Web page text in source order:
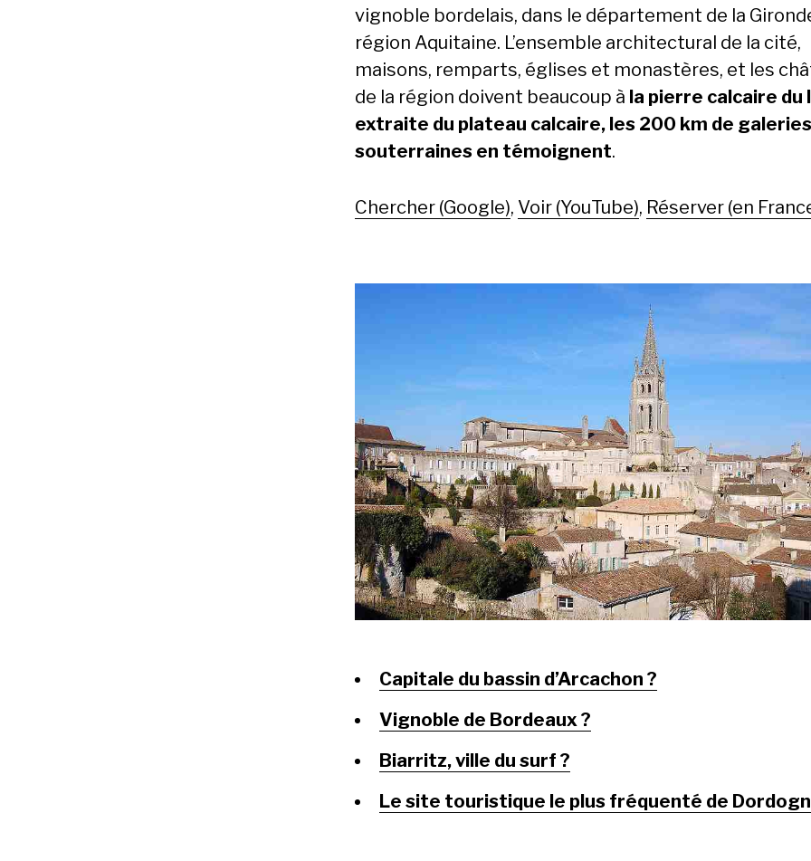
vignoble bordelais, dans le département de la
région Aquitaine. L’ensemble architectural de la cité,
maisons, remparts, églises et monastères, et les
de la région doivent beaucoup à la pierre calcaire du
extraite du plateau calcaire, les 200 km de galeries
souterraines en témoignent.
Chercher (Google), Voir (YouTube), Réserver (en
Capitale du bassin d’Arcachon ?
Vignoble de Bordeaux ?
Biarritz, ville du surf ?
Le site touristique le plus fréquenté de